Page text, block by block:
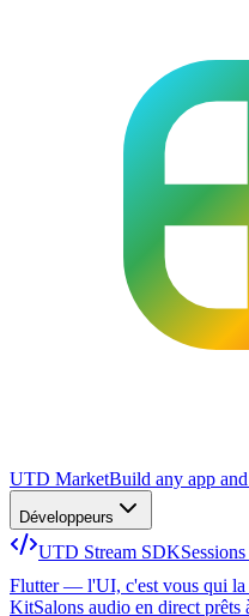
UTD MarketBuild any app
Développeurs
UTD Stream SDK
Flutter — l'UI, c'est vous qui la
KitSalons audio en direct prêts